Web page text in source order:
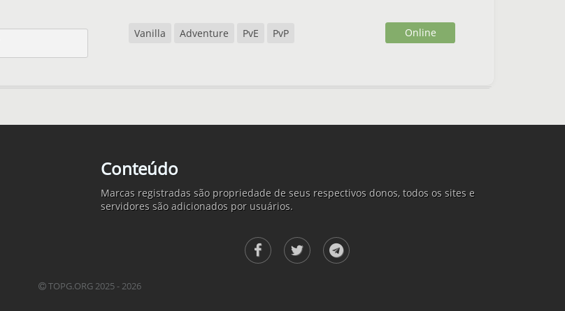
Vanilla Adventure PvE PvP Online
Conteúdo
Marcas registradas são propriedade de seus respectivos donos, todos os sites e
servidores são adicionados por usuários.
TOPG.ORG 2025 - 2026